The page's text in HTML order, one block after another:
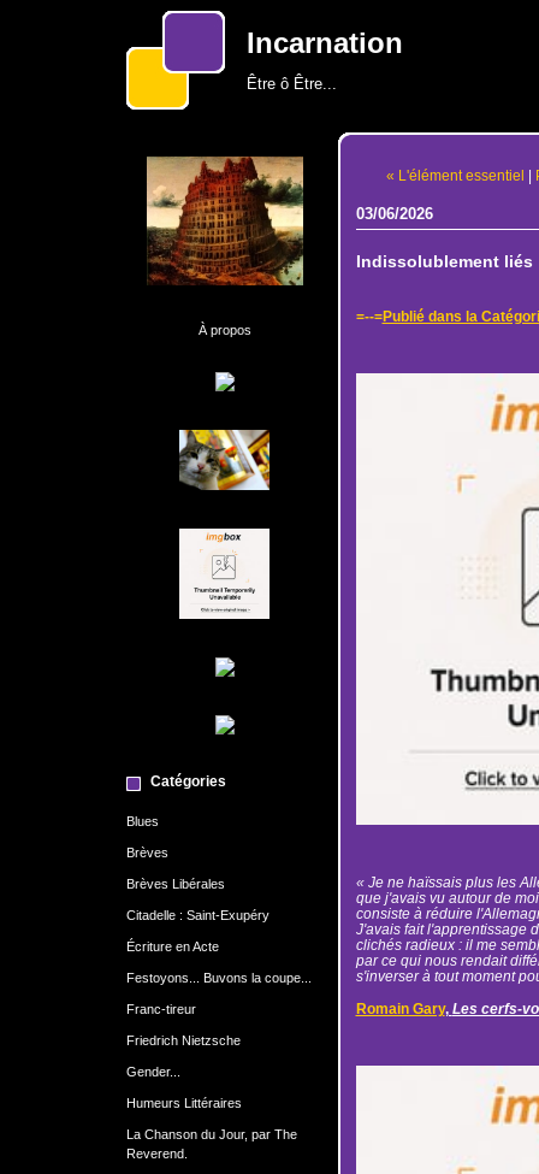
Incarnation
Être ô Être...
À propos
Catégories
Blues
Brèves
Brèves Libérales
Citadelle : Saint-Exupéry
Écriture en Acte
Festoyons... Buvons la coupe...
Franc-tireur
Friedrich Nietzsche
Gender...
Humeurs Littéraires
La Chanson du Jour, par The
Reverend.
« L'élément essentiel |
03/06/2026
Indissolublement liés
=--=Publié dans la
« Je ne haïssais plus les
que j'avais vu autour de
consiste à réduire
J'avais fait l'apprentissage
clichés radieux : il me
par ce qui nous rendait
s'inverser à tout moment
Romain Gary, Les cerfs-